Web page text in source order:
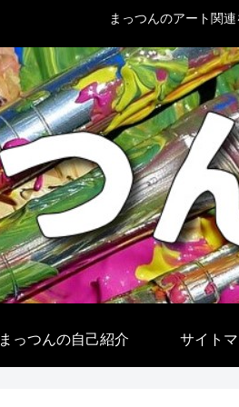
まっつんのアート関
まっつんの自己紹介 サイト